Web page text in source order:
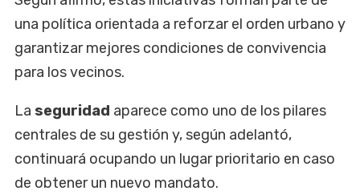
una política orientada a reforzar el orden urbano y
garantizar mejores condiciones de convivencia
para los vecinos.
La seguridad aparece como uno de los pilares
centrales de su gestión y, según adelantó,
continuará ocupando un lugar prioritario en caso
de obtener un nuevo mandato.